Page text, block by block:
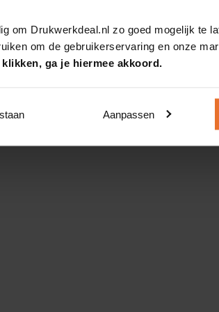
om Drukwerkdeal.nl zo goed mogelijk te
om de gebruikerservaring en onze
ga je hiermee akkoord.
Aanpassen